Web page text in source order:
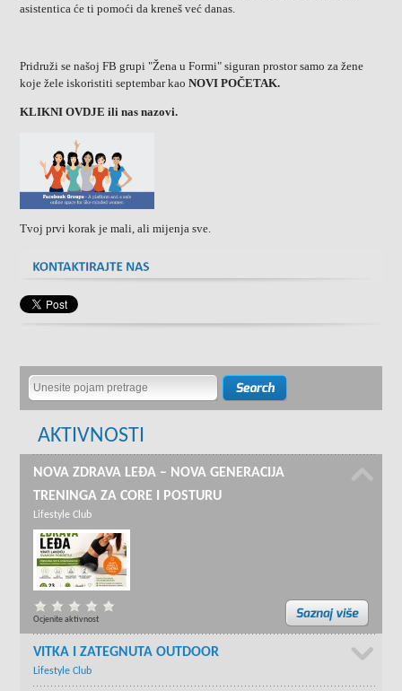
asistentica će ti pomoći da kreneš već danas.
Pridruži se našoj FB grupi "Žena u Formi" siguran prostor samo za žene
koje žele iskoristiti septembar kaoNOVI POČETAK.
KLIKNI OVDJE ili nas nazovi.
Tvoj prvi korak je mali, ali mijenja sve.
AKTIVNOSTI
NOVA ZDRAVA LEĐA – NOVA GENERACIJA
TRENINGA ZA CORE I POSTURU
Lifestyle Club
Ocjenite aktivnost
VITKA I ZATEGNUTA OUTDOOR
Lifestyle Club